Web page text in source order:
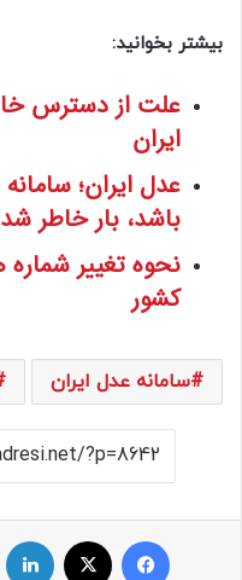
بیشتر بخوانید:
علت از دسترس
ایران
عدل ایران؛
باشد، بار خاطر
نحوه تغییر شماره
کشور
سامانه عدل ایران
فیسبوک ایکس